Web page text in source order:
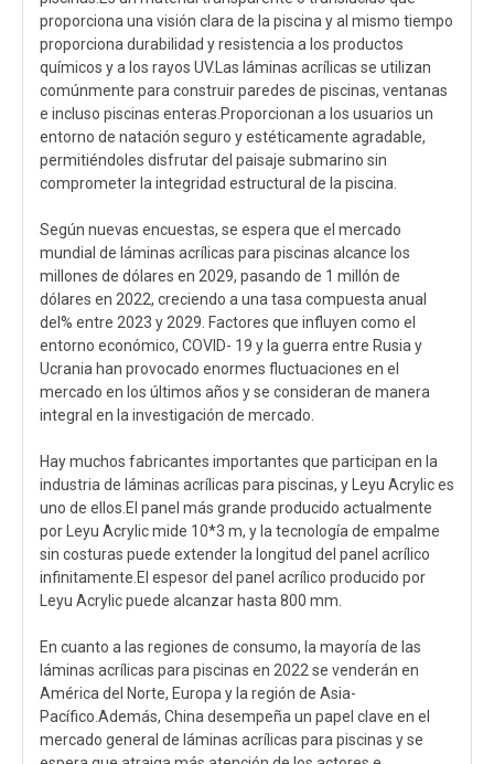
proporciona una visión clara de la piscina y al mismo tiempo
proporciona durabilidad y resistencia a los productos
químicos y a los rayos UV.Las láminas acrílicas se utilizan
comúnmente para construir paredes de piscinas, ventanas
e incluso piscinas enteras.Proporcionan a los usuarios un
entorno de natación seguro y estéticamente agradable,
permitiéndoles disfrutar del paisaje submarino sin
comprometer la integridad estructural de la piscina.
Según nuevas encuestas, se espera que el mercado
mundial de láminas acrílicas para piscinas alcance los
millones de dólares en 2029, pasando de 1 millón de
dólares en 2022, creciendo a una tasa compuesta anual
del% entre 2023 y 2029. Factores que influyen como el
entorno económico, COVID- 19 y la guerra entre Rusia y
Ucrania han provocado enormes fluctuaciones en el
mercado en los últimos años y se consideran de manera
integral en la investigación de mercado.
Hay muchos fabricantes importantes que participan en la
industria de láminas acrílicas para piscinas, y Leyu Acrylic es
uno de ellos.El panel más grande producido actualmente
por Leyu Acrylic mide 10*3 m, y la tecnología de empalme
sin costuras puede extender la longitud del panel acrílico
infinitamente.El espesor del panel acrílico producido por
Leyu Acrylic puede alcanzar hasta 800 mm.
En cuanto a las regiones de consumo, la mayoría de las
láminas acrílicas para piscinas en 2022 se venderán en
América del Norte, Europa y la región de Asia-
Pacífico.Además, China desempeña un papel clave en el
mercado general de láminas acrílicas para piscinas y se